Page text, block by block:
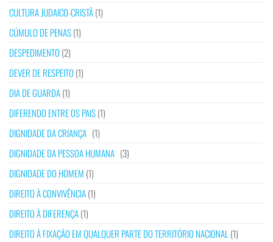
CULTURA JUDAICO-CRISTÃ(1)
CÚMULO DE PENAS(1)
DESPEDIMENTO (2)
DEVER DE RESPEITO (1)
DIA DE GUARDA(1)
DIFERENDO ENTRE OS PAIS(1)
DIGNIDADE DA CRIANÇA (1)
DIGNIDADE DA PESSOA HUMANA (3)
DIGNIDADE DO HOMEM (1)
DIREITO À CONVIVÊNCIA(1)
DIREITO À DIFERENÇA(1)
DIREITO À FIXAÇÃO EM QUALQUER PARTE DO TERRITÓRIO NACIONAL (1)